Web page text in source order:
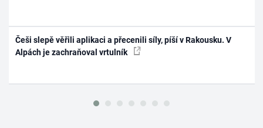
Češi slepě věřili aplikaci a přecenili síly, píší v Rakousku. V
Alpách je zachraňoval vrtulník